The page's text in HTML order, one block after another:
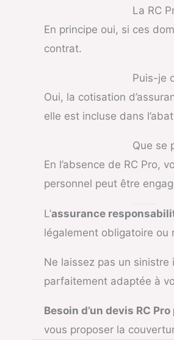
La RC
En principe oui, si ces
contrat.
Puis-je
Oui, la cotisation
elle est incluse dans
Que se
En l’absence de RC Pro,
personnel peut être
L’assurance
légalement obligatoire ou
Ne laissez pas un
parfaitement adaptée à
Besoin d’un devis RC
vous proposer la